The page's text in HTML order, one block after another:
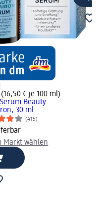
€ je 100 ml)
Serum Beauty
30 ml
(415)
Markt wählen